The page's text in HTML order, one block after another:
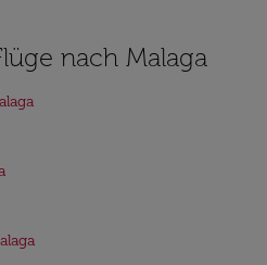
nach Malaga